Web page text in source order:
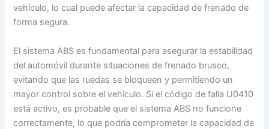
vehículo, lo cual puede afectar la capacidad de frenado de
forma segura.
El sistema ABS es fundamental para asegurar la estabilidad
del automóvil durante situaciones de frenado brusco,
evitando que las ruedas se bloqueen y permitiendo un
mayor control sobre el vehículo. Si el código de falla U0410
está activo, es probable que el sistema ABS no funcione
correctamente, lo que podría comprometer la capacidad de